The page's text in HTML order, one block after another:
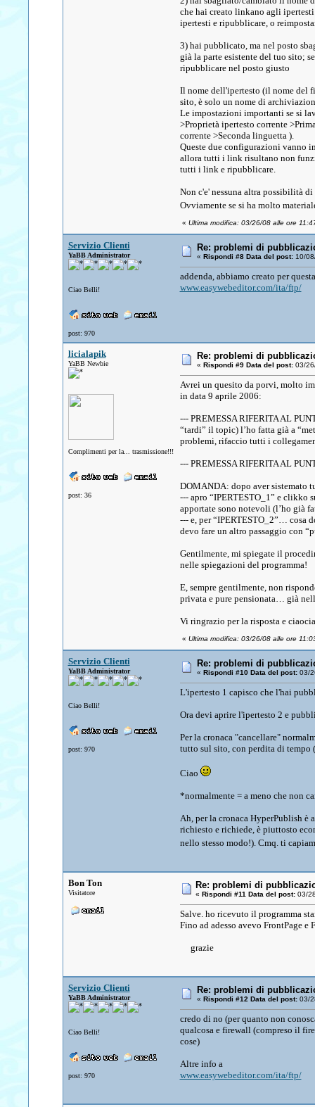
che hai creato linkano agli
ipertesti e ripubblicare, o
3) hai pubblicato, ma nel posto
già la parte esistente del tuo sito;
ripubblicare nel posto giusto
Il nome dell'ipertesto (il nome del
sito, è solo un nome di
Le impostazioni importanti se si
>Proprietà ipertesto corrente
corrente >Seconda linguetta ).
Queste due configurazioni vanno
allora tutti i link risultano non
tutti i link e ripubblicare.
Non c'e' nessuna altra possibilità di
Ovviamente se si ha molto
« Ultima modifica: 03/26/08 alle ore
Servizio Clienti
YaBB Administrator
Ciao Belli!
post: 970
Re: problemi di
« Rispondi #8 Data del post:10/
addenda, abbiamo creato per
www.easywebeditor.com/ita/ftp/
licialapik
YaBB Newbie
Complimenti per la... trasmissione!!!
post: 36
Re: problemi di
« Rispondi #9 Data del post:03/
Avrei un quesito da porvi, molto
in data 9 aprile 2006:
--- PREMESSA RIFERITA AL
“tardi” il topic) l’ho fatta già a
problemi, rifaccio tutti i
--- PREMESSA RIFERITA AL
DOMANDA: dopo aver
--- apro “IPERTESTO_1” e
apportate sono notevoli (l’ho già
--- e, per “IPERTESTO_2”… cosa
devo fare un altro passaggio con
Gentilmente, mi spiegate il
nelle spiegazioni del programma!
E, sempre gentilmente, non
privata e pure pensionata… già
Vi ringrazio per la risposta e
« Ultima modifica: 03/26/08 alle ore
Servizio Clienti
YaBB Administrator
Ciao Belli!
post: 970
Re: problemi di
« Rispondi #10 Data del post:03/
L'ipertesto 1 capisco che l'hai
Ora devi aprire l'ipertesto 2 e
Per la cronaca "cancellare"
tutto sul sito, con perdita di tempo
Ciao
*normalmente = a meno che non
Ah, per la cronaca HyperPublish
richiesto e richiede, è piuttosto
nello stesso modo!). Cmq. ti
Bon Ton
Visitatore
Re: problemi di
« Rispondi #11 Data del post:03/
Salve. ho ricevuto il programma
Fino ad adesso avevo FrontPage
grazie
Servizio Clienti
YaBB Administrator
Ciao Belli!
post: 970
Re: problemi di
« Rispondi #12 Data del post:03/
credo di no (per quanto non
qualcosa e firewall (compreso il
cose)
Altre info a
www.easywebeditor.com/ita/ftp/